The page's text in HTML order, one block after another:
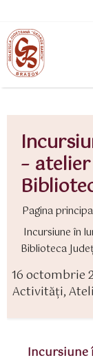
–
Pagina
Incursiune în
Biblioteca
16 octombrie
Activităţi,
Incursiune